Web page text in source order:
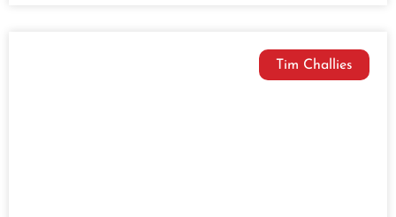
Tim Challies